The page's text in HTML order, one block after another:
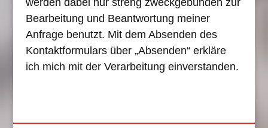
Bearbeitung und Beantwortung meiner
Anfrage benutzt. Mit dem Absenden des
Kontaktformulars über „Absenden“ erkläre
ich mich mit der Verarbeitung einverstanden.